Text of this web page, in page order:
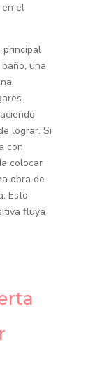
el
principal
una
lograr. Si
con
colocar
obra de
Esto
fluya